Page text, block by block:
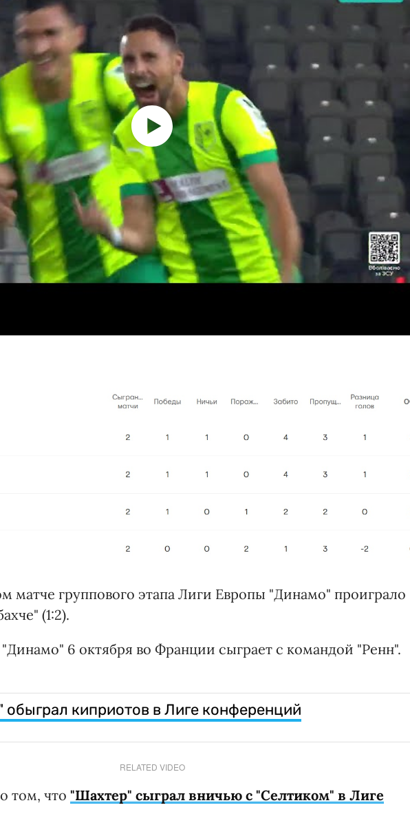
матче группового этапа Лиги Европы "Динамо" проиграло
(1:2).
6 октября во Франции сыграет с командой "Ренн".
обыграл киприотов в Лиге конференций
RELATED VIDEO
том, что "Шахтер" сыграл вничью с "Селтиком" в Лиге